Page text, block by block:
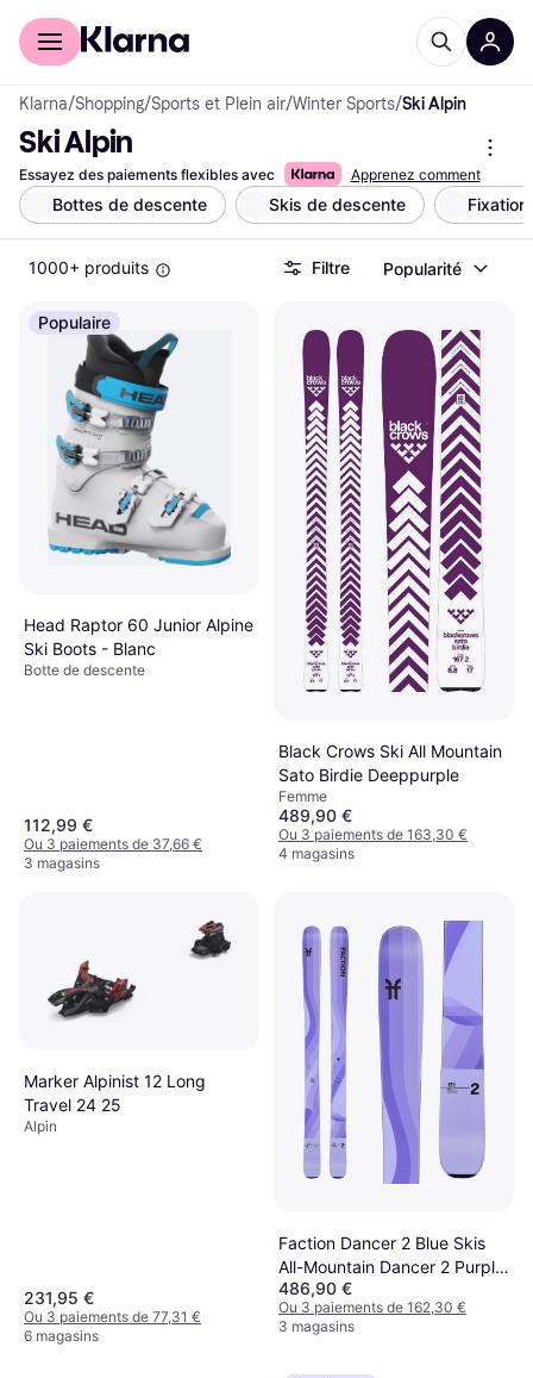
Acheter avec Klarna
Klarna/Shopping/Sports et Plein air/Winter Sports/Ski Alpin
Ski Alpin
Essayez des paiements flexibles avec Apprenez comment
Bottes de descente Skis de descente
1000+ produits Filtre Popularité
Populaire
Head Raptor 60 Junior Alpine
Ski Boots - Blanc
Botte de descente
112,99 €
Ou 3 paiements de 37,66 €
3 magasins
Black Crows Ski All Mountain
Sato Birdie Deeppurple
Femme
489,90 €
Ou 3 paiements de 163,30 €
4 magasins
Marker Alpinist 12 Long
Travel 24 25
Alpin
231,95 €
Ou 3 paiements de 77,31 €
6 magasins
Faction Dancer 2 Blue Skis
All-Mountain Dancer 2 Purple
182 cm
486,90 €
Ou 3 paiements de 162,30 €
3 magasins